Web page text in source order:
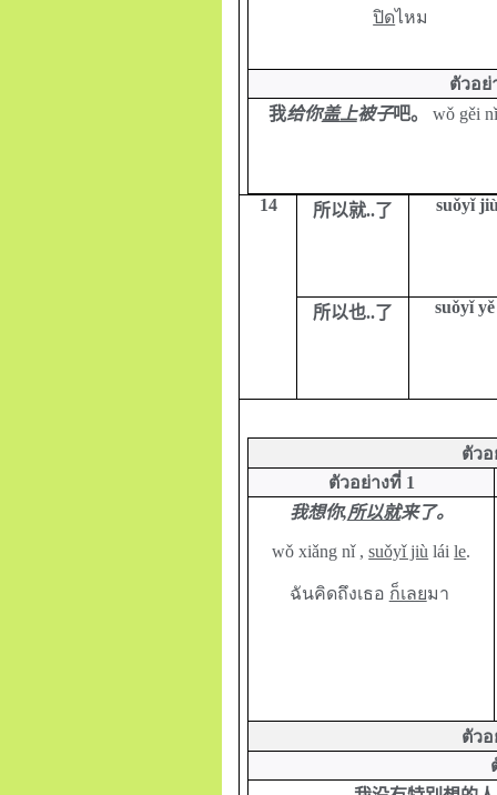
ปิดไหม
ตัวอย่
我给你盖上被子吧。 wǒ gěi
14 所以就..了 suǒyǐ
所以也..了 suǒyǐ yě
ตัว
ตัวอย่างที่ 1
我想你,所以就来了。
wǒ xiǎng nǐ ,suǒyǐ jiù láile.
ฉันคิดถึงเธอ ก็เลยมา
ตัว